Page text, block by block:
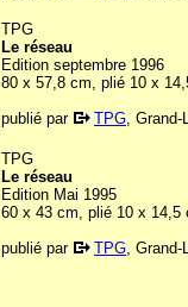
TPG
Le réseau
Edition septembre 1996
80 x 57,8 cm, plié 10 x
publié par
TPG, Grand-
TPG
Le réseau
Edition Mai 1995
60 x 43 cm, plié 10 x 14,5
publié par
TPG, Grand-